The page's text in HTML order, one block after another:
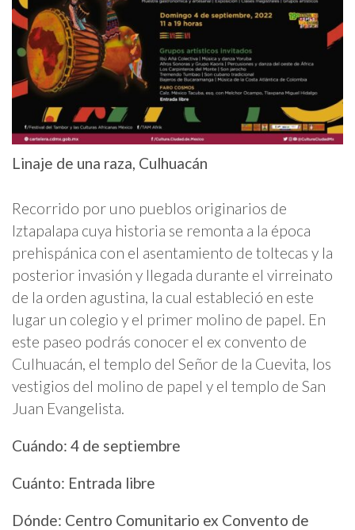
Linaje de una raza, Culhuacán
Recorrido por uno pueblos originarios de
Iztapalapa cuya historia se remonta a la época
prehispánica con el asentamiento de toltecas y la
posterior invasión y llegada durante el virreinato
de la orden agustina, la cual estableció en este
lugar un colegio y el primer molino de papel. En
este paseo podrás conocer el ex convento de
Culhuacán, el templo del Señor de la Cuevita, los
vestigios del molino de papel y el templo de San
Juan Evangelista.
Cuándo: 4 de septiembre
Cuánto: Entrada libre
Dónde: Centro Comunitario ex Convento de